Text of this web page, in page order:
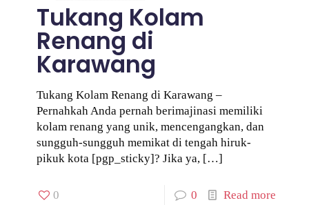
Tukang Kolam
Renang di
Karawang
Tukang Kolam Renang di Karawang –
Pernahkah Anda pernah berimajinasi memiliki
kolam renang yang unik, mencengangkan, dan
sungguh-sungguh memikat di tengah hiruk-
pikuk kota [pgp_sticky]? Jika ya, […]
0 0 Read more